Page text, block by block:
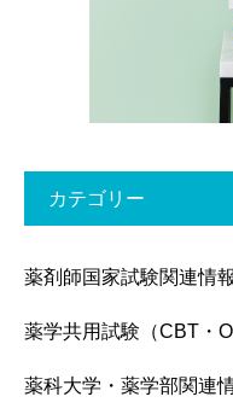
カテゴリー
薬剤師国家試験関連情報
薬学共用試験（CBT・
薬科大学・薬学部関連